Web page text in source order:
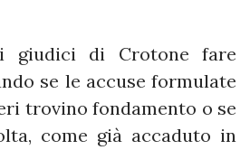
giudici di Crotone fare
se le accuse formulate
trovino fondamento o se
come già accaduto in